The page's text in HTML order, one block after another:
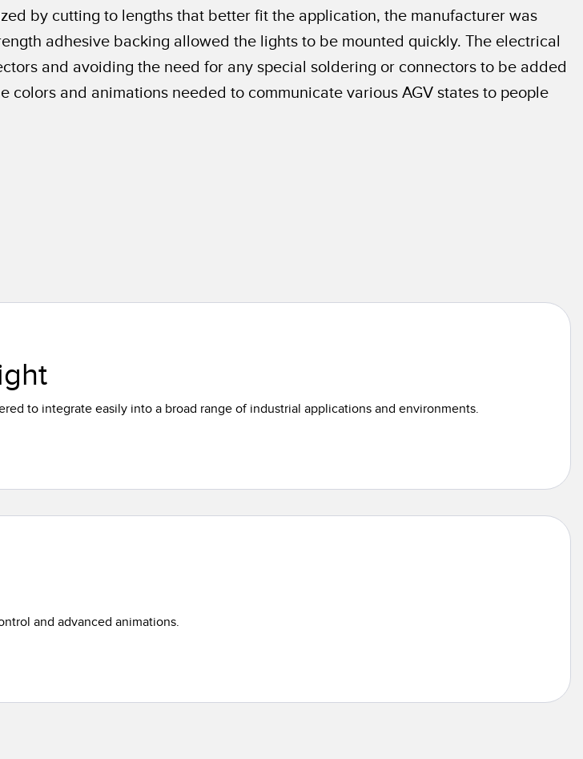
by cutting to lengths that better fit the application, the manufacturer was
adhesive backing allowed the lights to be mounted quickly. The electrical
and avoiding the need for any special soldering or connectors to be added
colors and animations needed to communicate various AGV states to people
to integrate easily into a broad range of industrial applications and environments.
and advanced animations.